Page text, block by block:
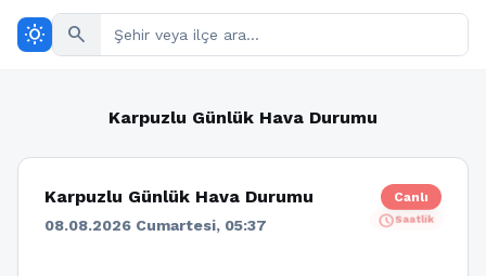
wb_sunny search
Karpuzlu Günlük Hava Durumu
Karpuzlu Günlük Hava Durumu
08.08.2026 Cumartesi, 05:37
Canlı
scheduleSaatlik